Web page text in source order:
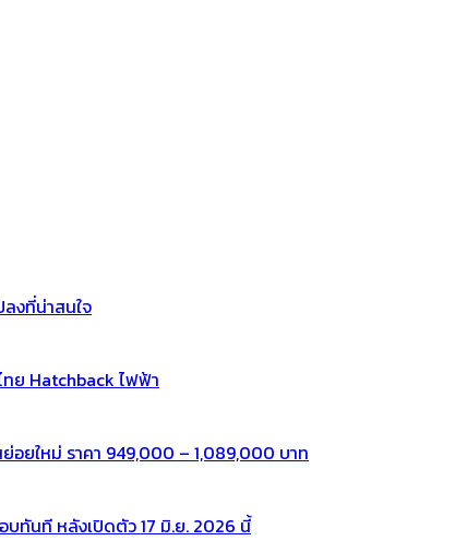
ลงที่น่าสนใจ
ย Hatchback ไฟฟ้า
ย่อยใหม่ ราคา 949,000 – 1,089,000 บาท
บทันที หลังเปิดตัว 17 มิ.ย. 2026 นี้